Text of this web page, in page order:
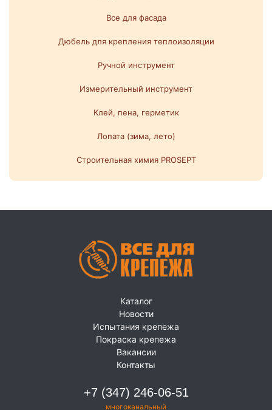
Все для фасада
Дюбель для крепления теплоизоляции
Ручной инструмент
Измерительный инструмент
Клей, пена, герметик
Лопата (зима, лето)
Строительная химия PROSEPT
Каталог
Новости
Испытания крепежа
Покраска крепежа
Вакансии
Контакты
+7 (347) 246-06-51
многоканальный